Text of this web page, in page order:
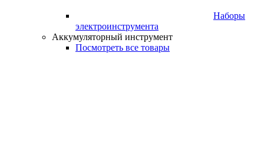
Наборы
электроинструмента
Аккумуляторный инструмент
Посмотреть все товары